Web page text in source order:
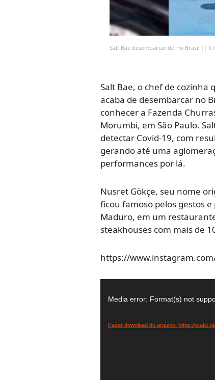
Salt Bae desembarcando no Brasil ||
Salt Bae, o chef de cozinha
acaba de desembarcar no
conhecer a Fazenda
Morumbi, em São Paulo.
detectar Covid-19, com
gerando até uma
performances por lá.
Nusret Gökçe, seu nome
ficou famoso pelos gestos
Maduro, em um
steakhouses com mais de
https://
deMedia error: Format(s) not
Fazer download do arquivo: https://